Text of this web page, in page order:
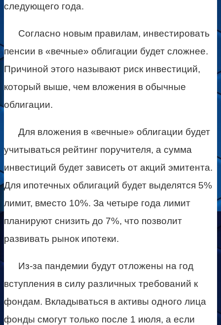
следующего года.
Согласно новым правилам, инвестировать
пенсии в «вечные» облигации будет сложнее.
Причиной этого называют риск инвестиций,
который выше, чем вложения в обычные
облигации.
Для вложения в «вечные» облигации будет
учитываться рейтинг поручителя, а сумма
инвестиций будет зависеть от акций эмитента.
Для ипотечных облигаций будет выделятся 5%
лимит, вместо 10%. За четыре года лимит
планируют снизить до 7%, что позволит
развивать рынок ипотеки.
Из-за пандемии будут отложены на год
вступления в силу различных требований к
фондам. Вкладываться в активы одного лица
фонды смогут только после 1 июля, а если